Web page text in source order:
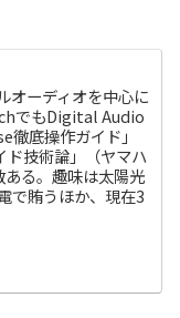
オーディオを中心に
でもDigital Audio
底操作ガイド」
ド技術論」（ヤマハ
る。趣味は太陽光
で賄うほか、現在3